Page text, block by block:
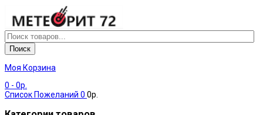
Поиск
Моя Корзина
0 - 0р.
Список Пожеланий 0 0р.